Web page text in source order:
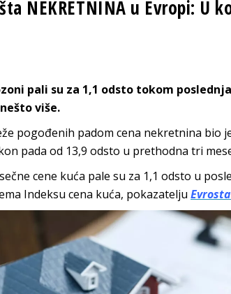
NEKRETNINA u Evropi: U
pali su za 1,1 odsto tokom
više.
pogođenih padom cena nekretnina bio
pada od 13,9 odsto u prethodna tri
cene kuća pale su za 1,1 odsto u
Indeksu cena kuća, pokazatelju